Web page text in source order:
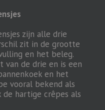
zijn alle drie
zit in de grootte
en het beleg.
van de drie en is een
en het
vooral bekend als
de hartige crêpes als